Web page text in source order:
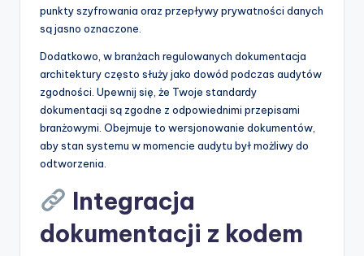
punkty szyfrowania oraz przepływy prywatności danych
są jasno oznaczone.
Dodatkowo, w branżach regulowanych dokumentacja
architektury często służy jako dowód podczas audytów
zgodności. Upewnij się, że Twoje standardy
dokumentacji są zgodne z odpowiednimi przepisami
branżowymi. Obejmuje to wersjonowanie dokumentów,
aby stan systemu w momencie audytu był możliwy do
odtworzenia.
Integracja
dokumentacji z kodem